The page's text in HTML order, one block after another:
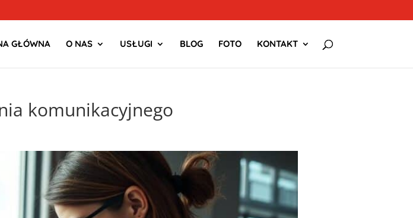
GŁÓWNA O NAS USŁUGI BLOG FOTO KONTAKT
komunikacyjnego